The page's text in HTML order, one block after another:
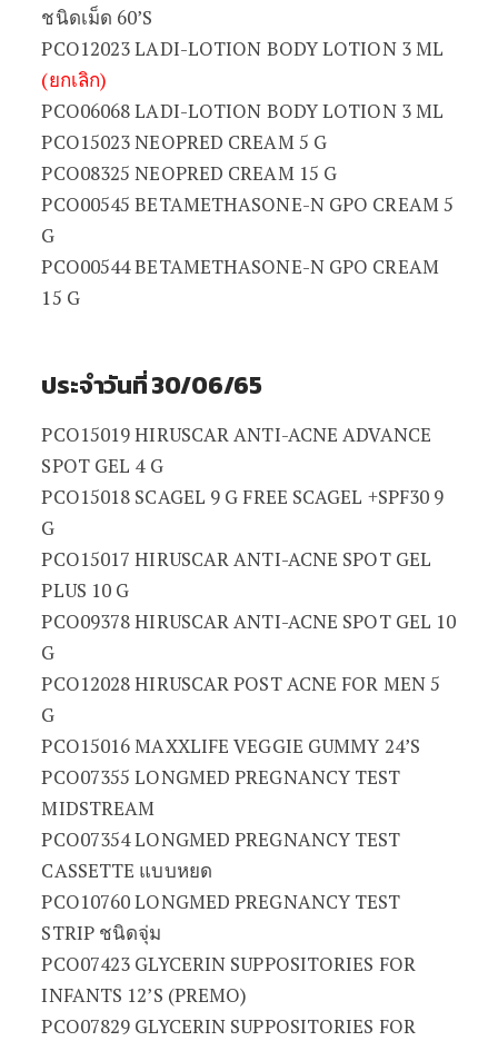
ชนิดเม็ด 60’S
PCO12023 LADI-LOTION BODY LOTION 3 ML
(ยกเลิก)
PCO06068 LADI-LOTION BODY LOTION 3 ML
PCO15023 NEOPRED CREAM 5 G
PCO08325 NEOPRED CREAM 15 G
PCO00545 BETAMETHASONE-N GPO CREAM 5
G
PCO00544 BETAMETHASONE-N GPO CREAM
15 G
ประจำวันที่ 30/06/65
PCO15019 HIRUSCAR ANTI-ACNE ADVANCE
SPOT GEL 4 G
PCO15018 SCAGEL 9 G FREE SCAGEL +SPF30 9
G
PCO15017 HIRUSCAR ANTI-ACNE SPOT GEL
PLUS 10 G
PCO09378 HIRUSCAR ANTI-ACNE SPOT GEL 10
G
PCO12028 HIRUSCAR POST ACNE FOR MEN 5
G
PCO15016 MAXXLIFE VEGGIE GUMMY 24’S
PCO07355 LONGMED PREGNANCY TEST
MIDSTREAM
PCO07354 LONGMED PREGNANCY TEST
CASSETTE แบบหยด
PCO10760 LONGMED PREGNANCY TEST
STRIP ชนิดจุ่ม
PCO07423 GLYCERIN SUPPOSITORIES FOR
INFANTS 12’S (PREMO)
PCO07829 GLYCERIN SUPPOSITORIES FOR